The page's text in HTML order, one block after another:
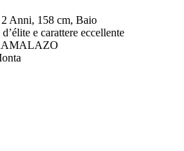
2 Anni, 158 cm, Baio
e carattere eccellente